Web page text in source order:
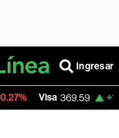
Ingresar
369.59 +1.07%